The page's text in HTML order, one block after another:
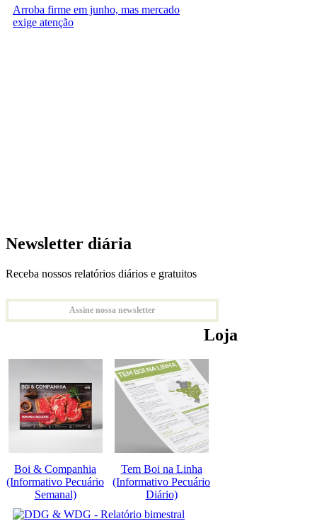
Arroba firme em junho, mas mercado
exige atenção
Newsletter diária
Receba nossos relatórios diários e gratuitos
Assine nossa newsletter
Loja
Boi & Companhia
(Informativo Pecuário
Semanal)
Tem Boi na Linha
(Informativo Pecuário
Diário)